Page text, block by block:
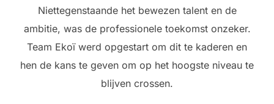
Niettegenstaande het bewezen talent en de
ambitie, was de professionele toekomst onzeker.
Team Ekoï werd opgestart om dit te kaderen en
hen de kans te geven om op het hoogste niveau te
blijven crossen.